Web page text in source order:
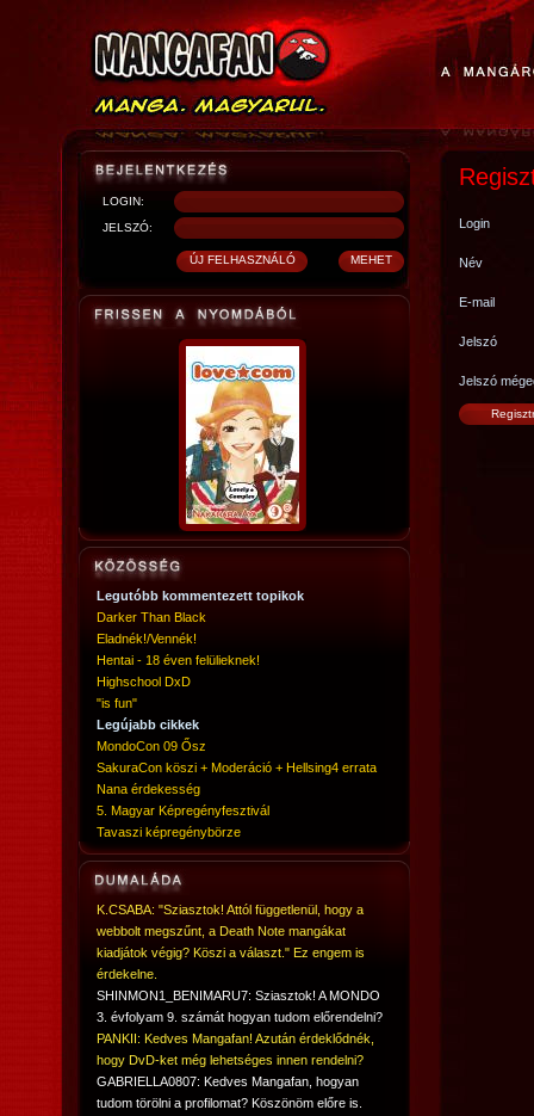
LOGIN:
JELSZÓ:
Legutóbb kommentezett topikok
Darker Than Black
Eladnék!/Vennék!
Hentai - 18 éven felülieknek!
Highschool DxD
"is fun"
Legújabb cikkek
MondoCon 09 Ősz
SakuraCon köszi + Moderáció + Hellsing4 errata
Nana érdekesség
5. Magyar Képregényfesztivál
Tavaszi képregénybörze
K.CSABA: "Sziasztok! Attól függetlenül, hogy a
webbolt megszűnt, a Death Note mangákat
kiadjátok végig? Köszi a választ." Ez engem is
érdekelne.
SHINMON1_BENIMARU7: Sziasztok! A MONDO
3. évfolyam 9. számát hogyan tudom előrendelni?
PANKII: Kedves Mangafan! Azután érdeklődnék,
hogy DvD-ket még lehetséges innen rendelni?
GABRIELLA0807: Kedves Mangafan, hogyan
tudom törölni a profilomat? Köszönöm előre is.
Login
Név
E-mail
Jelszó
Jelszó